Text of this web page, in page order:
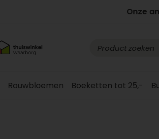
Onze
Rouwbloemen Boeketten tot 25,-